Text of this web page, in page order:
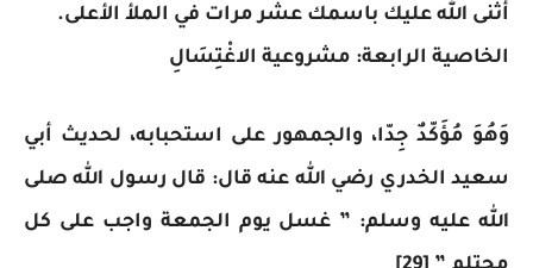
أثنى الله عليك باسمك عشر مرات في الملأ الأعلى.
الخاصية الرابعة: مشروعية الاغْتِسَالِ
وَهُوَ مُؤَكّدٌ جِدّا، والجمهور على استحبابه، لحديث أبي
سعيد الخدري رضي الله عنه قال: قال رسول الله صلى
الله عليه وسلم: ” غسل يوم الجمعة واجب على كل